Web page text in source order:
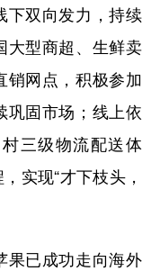
双向发力，持续
大型商超、生鲜卖
销网点，积极参加
巩固市场；线上依
三级物流配送体
实现“才下枝头，
已成功走向海外